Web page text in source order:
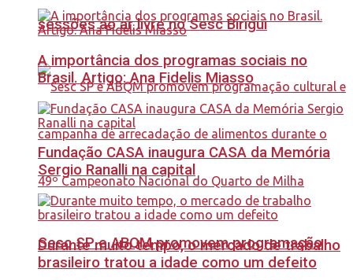
sessões ao ar livre no Sesc Birigui
Sesc SP e ABQM promovem programação
A importância dos programas sociais no
Brasil. Artigo: Ana Fidelis Miasso
Fundação CASA inaugura CASA da Memória
Sergio Ranalli na capital
Durante muito tempo, o mercado de trabalho
brasileiro tratou a idade como um defeito